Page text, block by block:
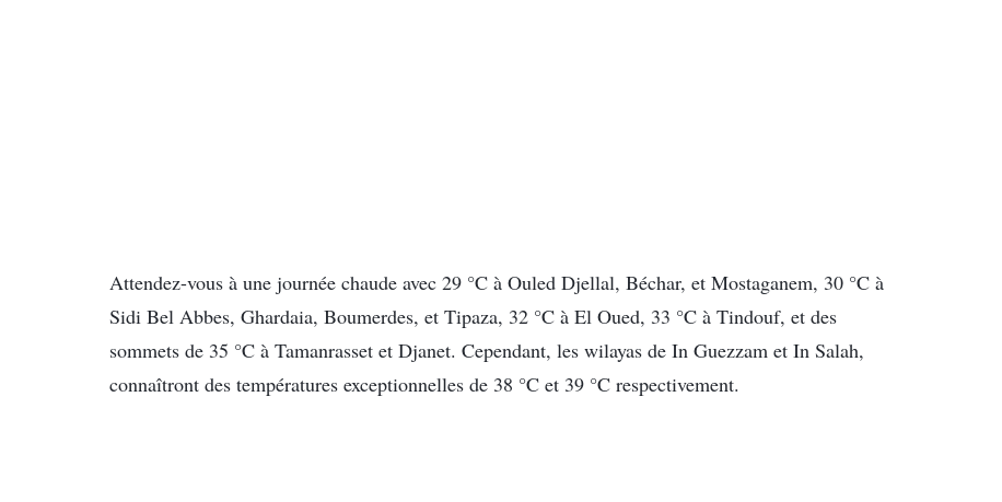
Attendez-vous à une journée chaude avec 29 °C à Ouled Djellal, Béchar, et Mostaganem, 30 °C à
Sidi Bel Abbes, Ghardaia, Boumerdes, et Tipaza, 32 °C à El Oued, 33 °C à Tindouf, et des
sommets de 35 °C à Tamanrasset et Djanet. Cependant, les wilayas de In Guezzam et In Salah,
connaîtront des températures exceptionnelles de 38 °C et 39 °C respectivement.